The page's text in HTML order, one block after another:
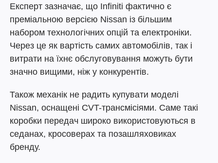
Експерт зазначає, що Infiniti фактично є
преміальною версією Nissan із більшим
набором технологічних опцій та електроніки.
Через це як вартість самих автомобілів, так і
витрати на їхнє обслуговування можуть бути
значно вищими, ніж у конкурентів.
Також механік не радить купувати моделі
Nissan, оснащені CVT-трансмісіями. Саме такі
коробки передач широко використовуються в
седанах, кросоверах та позашляховиках
бренду.